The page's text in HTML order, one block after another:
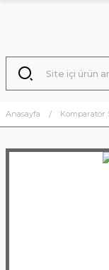
Anasayfa Komparatör